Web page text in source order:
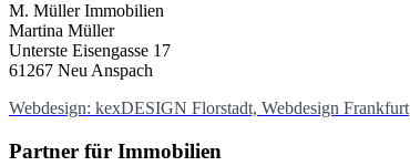
M. Müller Immobilien
Martina Müller
Unterste Eisengasse 17
61267 Neu Anspach
Webdesign: kexDESIGN Florstadt, Webdesign Frankfurt
Partner für Immobilien